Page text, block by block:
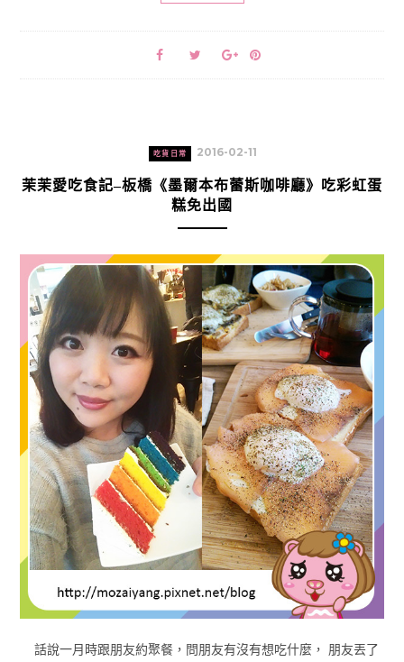
吃貨日常 2016-02-11
茉茉愛吃食記–板橋《墨爾本布蕾斯咖啡廳》吃彩虹蛋
糕免出國
話說一月時跟朋友約聚餐，問朋友有沒有想吃什麼， 朋友丟了